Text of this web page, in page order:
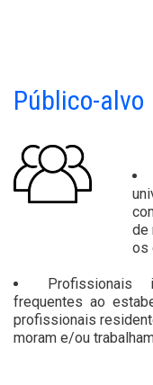
Público-alvo
de
os
Profissionais
frequentes ao
profissionais
moram e/ou